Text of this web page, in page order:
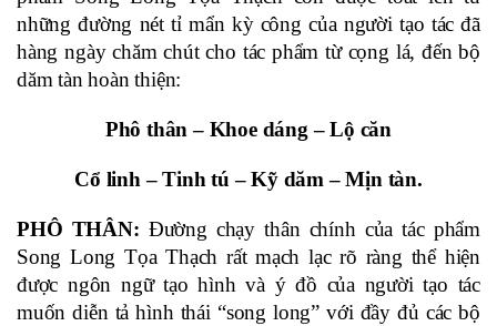
những đường nét tỉ mẩn kỳ công của người tạo tác đã
hàng ngày chăm chút cho tác phẩm từ cọng lá, đến bộ
dăm tàn hoàn thiện:
Phô thân – Khoe dáng – Lộ căn
Cổ linh – Tinh tú – Kỹ dăm – Mịn tàn.
PHÔ THÂN: Đường chạy thân chính của tác phẩm
Song Long Tọa Thạch rất mạch lạc rõ ràng thể hiện
được ngôn ngữ tạo hình và ý đồ của người tạo tác
muốn diễn tả hình thái “song long” với đầy đủ các bộ